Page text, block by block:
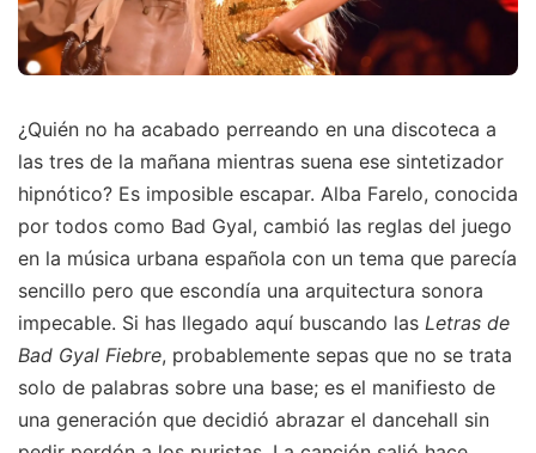
¿Quién no ha acabado perreando en una discoteca a
las tres de la mañana mientras suena ese sintetizador
hipnótico? Es imposible escapar. Alba Farelo, conocida
por todos como Bad Gyal, cambió las reglas del juego
en la música urbana española con un tema que parecía
sencillo pero que escondía una arquitectura sonora
impecable. Si has llegado aquí buscando las Letras de
Bad Gyal Fiebre, probablemente sepas que no se trata
solo de palabras sobre una base; es el manifiesto de
una generación que decidió abrazar el dancehall sin